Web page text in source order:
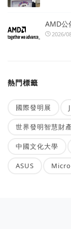
AMD公
2026/
熱門標籤
國際發明展
世界發明智慧財
中國文化大學
ASUS